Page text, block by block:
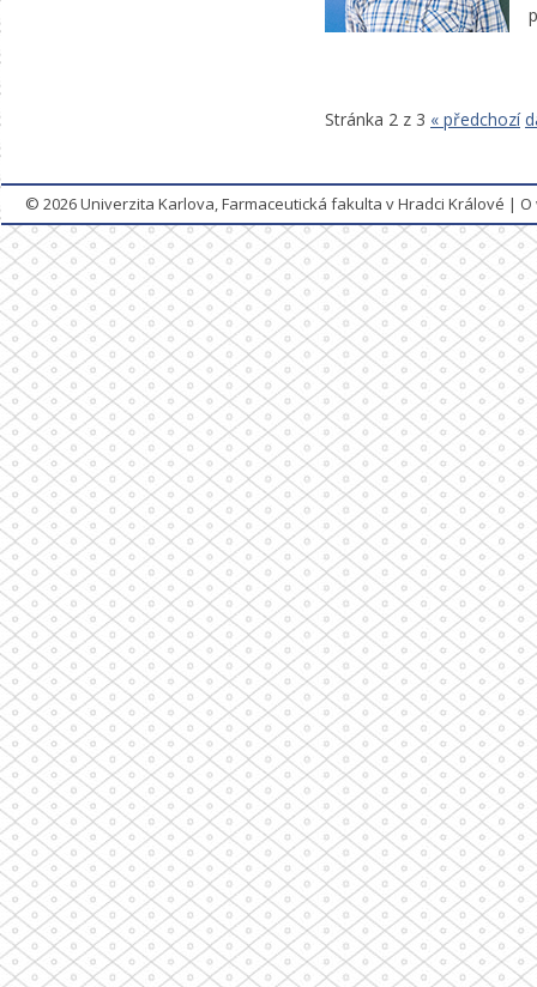
Stránka 2 z 3 « předchozí
© 2026Univerzita Karlova, Farmaceutická fakulta v Hradci Králové |